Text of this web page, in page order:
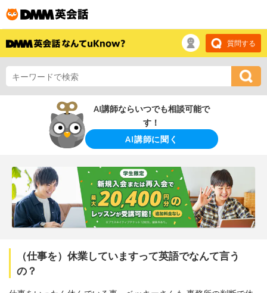
質問する
AI講師ならいつでも相談可能で
す！
AI講師に聞く
（仕事を）休業していますって英語でなんて言う
の？